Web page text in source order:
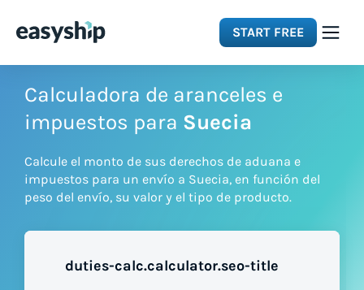
START FREE
Solutions
Integrations
Calculadora de aranceles e
impuestos para Suecia
Calcule el monto de sus derechos de aduana e
impuestos para un envío a Suecia, en función del
peso del envío, su valor y el tipo de producto.
duties-calc.calculator.seo-title